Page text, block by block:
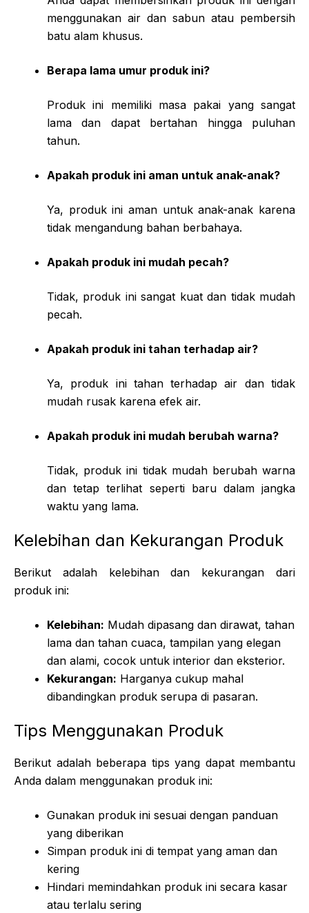
menggunakan air dan sabun atau pembersih
batu alam khusus.
Berapa lama umur produk ini?
Produk ini memiliki masa pakai yang sangat
lama dan dapat bertahan hingga puluhan
tahun.
Apakah produk ini aman untuk anak-anak?
Ya, produk ini aman untuk anak-anak karena
tidak mengandung bahan berbahaya.
Apakah produk ini mudah pecah?
Tidak, produk ini sangat kuat dan tidak mudah
pecah.
Apakah produk ini tahan terhadap air?
Ya, produk ini tahan terhadap air dan tidak
mudah rusak karena efek air.
Apakah produk ini mudah berubah warna?
Tidak, produk ini tidak mudah berubah warna
dan tetap terlihat seperti baru dalam jangka
waktu yang lama.
Kelebihan dan Kekurangan Produk
Berikut adalah kelebihan dan kekurangan dari
produk ini:
Kelebihan: Mudah dipasang dan dirawat, tahan
lama dan tahan cuaca, tampilan yang elegan
dan alami, cocok untuk interior dan eksterior.
Kekurangan: Harganya cukup mahal
dibandingkan produk serupa di pasaran.
Tips Menggunakan Produk
Berikut adalah beberapa tips yang dapat membantu
Anda dalam menggunakan produk ini:
Gunakan produk ini sesuai dengan panduan
yang diberikan
Simpan produk ini di tempat yang aman dan
kering
Hindari memindahkan produk ini secara kasar
atau terlalu sering